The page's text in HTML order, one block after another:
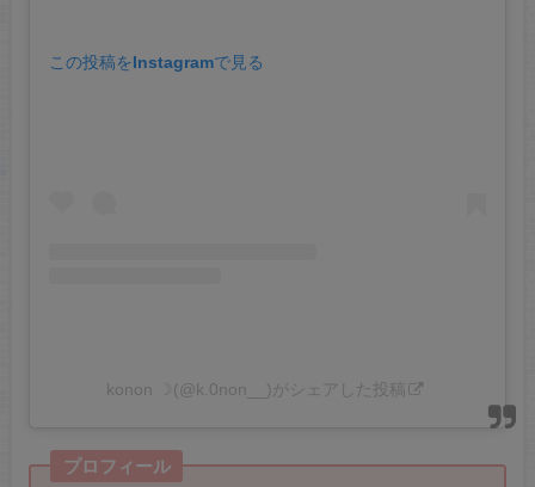
この投稿をInstagramで見る
konon ☽︎(@k.0non__)がシェアした投稿
プロフィール